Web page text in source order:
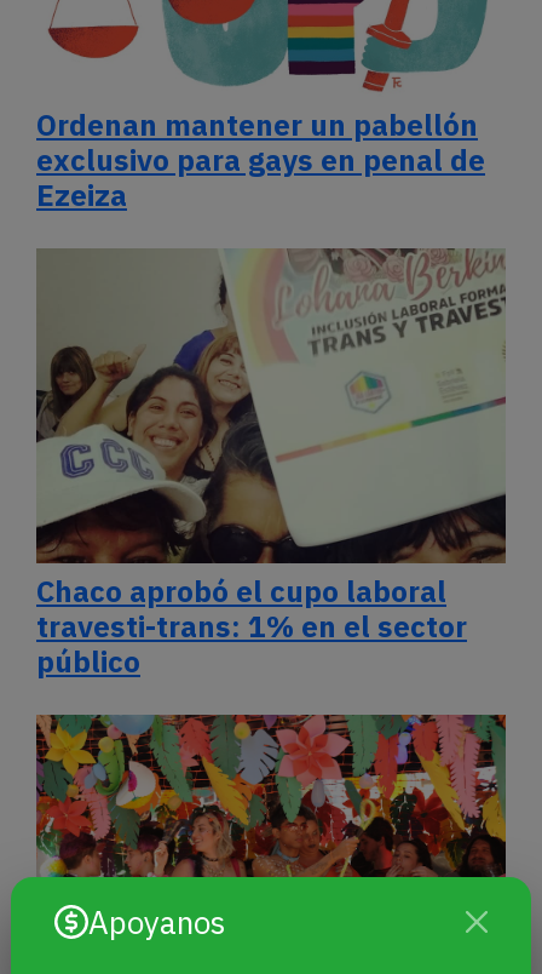
Apoyanos
Ordenan mantener un pabellón
exclusivo para gays en penal de
Ezeiza
Chaco aprobó el cupo laboral
travesti-trans: 1% en el sector
público